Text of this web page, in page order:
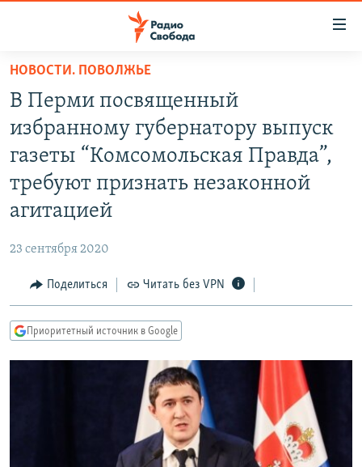
упрощенного
доступа
Вернуться
основному
содержанию
Вернутся
главной
навигации
Вернутся
поиску
ПОДКАСТЫ
АВТОРСКИЕ ПРОЕКТЫ
ЦИТАТЫ СВОБОДЫ
МНЕНИЯ
IDEL.РЕАЛИИ
КАВКАЗ.РЕАЛИИ
СЕВЕР.РЕАЛИИ
РАСПИСАНИЕ ВЕЩАНИЯ
ПОДПИШИТЕСЬ НА РАССЫЛКУ
НОВОСТИ. ПОВОЛЖЬЕ
В Перми посвященный
избранному губернатору выпуск
газеты “Комсомольская Правда”,
требуют признать незаконной
агитацией
23 сентября 2020
Поделиться Читать без VPN
Приоритетный источник в Google